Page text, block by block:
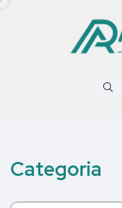
Categoria